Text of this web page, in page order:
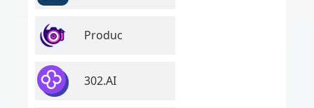
Produc
302.AI